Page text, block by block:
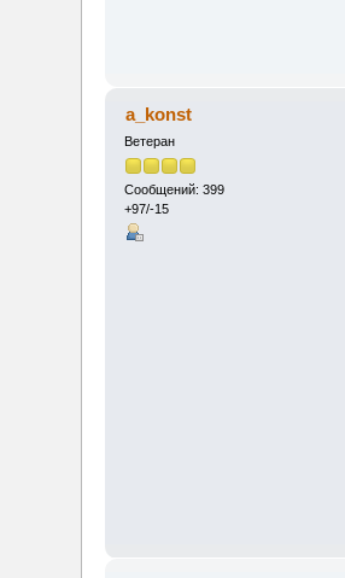
a_konst
Ветеран
Сообщений: 399
+97/-15